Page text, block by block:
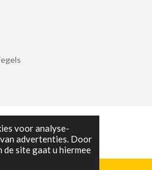
voor analyse-
advertenties. Door
de site gaat u hiermee